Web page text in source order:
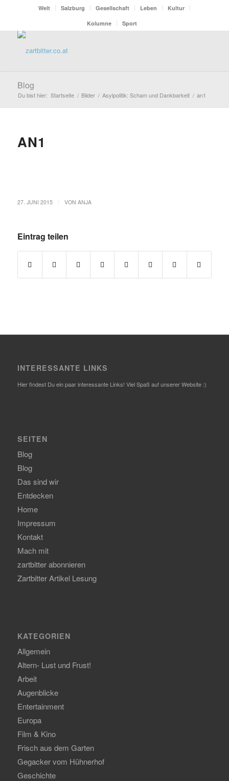
Welt Salzburg Gesellschaft Leben
Kultur
Kolumne
Sport
Blog
Du bist hier: Startseite / Bilder / Asylpolitik: Scham und Dankbarkeit / an1
AN1
27. JUNI 2015 VON ANJA
Eintrag teilen
INTERESSANTE LINKS
Hier findest Du ein paar interessante Links! Viel Spaß auf unserer Website :)
SEITEN
Blog
Blog
Das sind wir
Entdecken
Home
Impressum
Kontakt
Mach mit
zartbitter abonnieren
Zartbitter Artikel Lesung
KATEGORIEN
Allgemein
Altern- Lust und Frust!
Arbeit
Augenblicke
Entertainment
Europa
Film & Kino
Frisch aus dem Garten
Gegacker vom Hühnerhof
Geschichte